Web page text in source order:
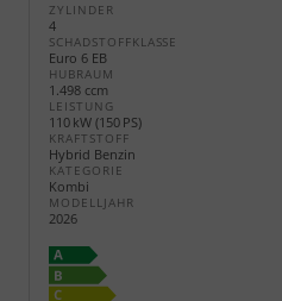
ZYLINDER
4
SCHADSTOFFKLASSE
Euro 6 EB
HUBRAUM
1.498 ccm
LEISTUNG
110 kW (150 PS)
KRAFTSTOFF
Hybrid Benzin
KATEGORIE
Kombi
MODELLJAHR
2026